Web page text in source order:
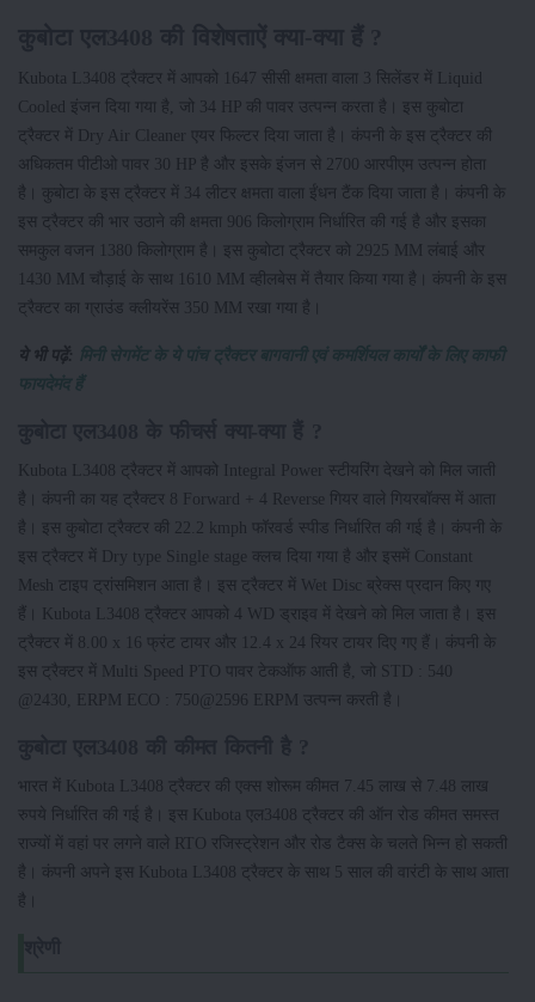
Kubota L3408 ट्रैक्टर में आपको 1647 सीसी क्षमता वाला 3 सिलेंडर में Liquid
Cooled इंजन दिया गया है, जो 34 HP की पावर उत्पन्न करता है। इस कुबोटा
ट्रैक्टर में Dry Air Cleaner एयर फिल्टर दिया जाता है। कंपनी के इस ट्रैक्टर की
अधिकतम पीटीओ पावर 30 HP है और इसके इंजन से 2700 आरपीएम उत्पन्न होता
है। कुबोटा के इस ट्रैक्टर में 34 लीटर क्षमता वाला ईंधन टैंक दिया जाता है। कंपनी के
इस ट्रैक्टर की भार उठाने की क्षमता 906 किलोग्राम निर्धारित की गई है और इसका
समकुल वजन 1380 किलोग्राम है। इस कुबोटा ट्रैक्टर को 2925 MM लंबाई और
1430 MM चौड़ाई के साथ 1610 MM व्हीलबेस में तैयार किया गया है। कंपनी के इस
ट्रैक्टर का ग्राउंड क्लीयरेंस 350 MM रखा गया है।
ये भी पढ़ें: मिनी सेगमेंट के ये पांच ट्रैक्टर बागवानी एवं कमर्शियल कार्यों के लिए काफी
फायदेमंद हैं
Kubota L3408 ट्रैक्टर में आपको Integral Power स्टीयरिंग देखने को मिल जाती
है। कंपनी का यह ट्रैक्टर 8 Forward + 4 Reverse गियर वाले गियरबॉक्स में आता
है। इस कुबोटा ट्रैक्टर की 22.2 kmph फॉरवर्ड स्पीड निर्धारित की गई है। कंपनी के
इस ट्रैक्टर में Dry type Single stage क्लच दिया गया है और इसमें Constant
Mesh टाइप ट्रांसमिशन आता है। इस ट्रैक्टर में Wet Disc ब्रेक्स प्रदान किए गए
हैं। Kubota L3408 ट्रैक्टर आपको 4 WD ड्राइव में देखने को मिल जाता है। इस
ट्रैक्टर में 8.00 x 16 फ्रंट टायर और 12.4 x 24 रियर टायर दिए गए हैं। कंपनी के
इस ट्रैक्टर में Multi Speed PTO पावर टेकऑफ आती है, जो STD : 540
@2430, ERPM ECO : 750@2596 ERPM उत्पन्न करती है।
भारत में Kubota L3408 ट्रैक्टर की एक्स शोरूम कीमत 7.45 लाख से 7.48 लाख
रुपये निर्धारित की गई है। इस Kubota एल3408 ट्रैक्टर की ऑन रोड कीमत समस्त
राज्यों में वहां पर लगने वाले RTO रजिस्ट्रेशन और रोड टैक्स के चलते भिन्न हो सकती
है। कंपनी अपने इस Kubota L3408 ट्रैक्टर के साथ 5 साल की वारंटी के साथ आता
है।